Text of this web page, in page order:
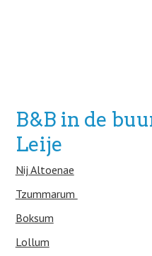
B&B in de
Leije
Nij Altoenae
Tzummarum
Boksum
Lollum